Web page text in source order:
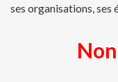
ses organisations, ses